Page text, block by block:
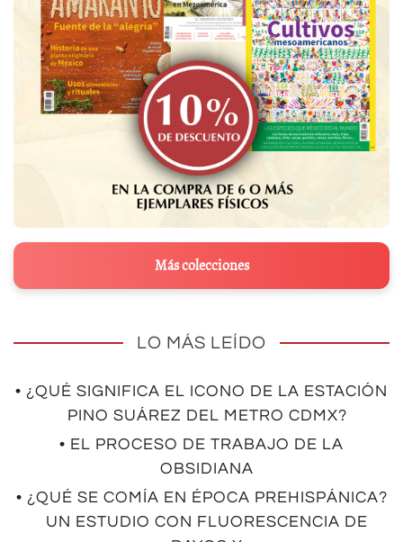
Más colecciones
LO MÁS LEÍDO
• ¿QUÉ SIGNIFICA EL ICONO DE LA ESTACIÓN
PINO SUÁREZ DEL METRO CDMX?
• EL PROCESO DE TRABAJO DE LA
OBSIDIANA
• ¿QUÉ SE COMÍA EN ÉPOCA PREHISPÁNICA?
UN ESTUDIO CON FLUORESCENCIA DE